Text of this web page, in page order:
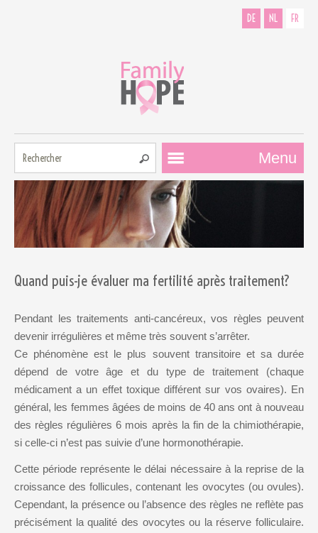
DE NL FR
Menu
Comment
vous aider?
Contributeurs
Qui sommes-
nous?
Remerciements
AMH
cycle menstruel
defaillance
ovarienne
défaillance
ovarienne précoce
Quand puis-je évaluer ma fertilité après traitement?
Pendant les traitements anti-cancéreux, vos règles peuvent
devenir irrégulières et même très souvent s’arrêter.
Ce phénomène est le plus souvent transitoire et sa durée
dépend de votre âge et du type de traitement (chaque
médicament a un effet toxique différent sur vos ovaires). En
général, les femmes âgées de moins de 40 ans ont à nouveau
des règles régulières 6 mois après la fin de la chimiothérapie,
si celle-ci n’est pas suivie d’une hormonothérapie.
Cette période représente le délai nécessaire à la reprise de la
croissance des follicules, contenant les ovocytes (ou ovules).
Cependant, la présence ou l’absence des règles ne reflète pas
précisément la qualité des ovocytes ou la réserve folliculaire.